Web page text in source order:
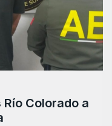
Colorado a